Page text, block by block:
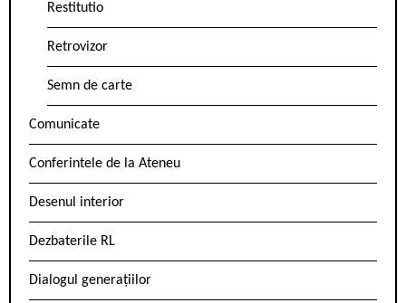
Restitutio
Retrovizor
Semn de carte
Comunicate
Conferintele de la Ateneu
Desenul interior
Dezbaterile RL
Dialogul generațiilor